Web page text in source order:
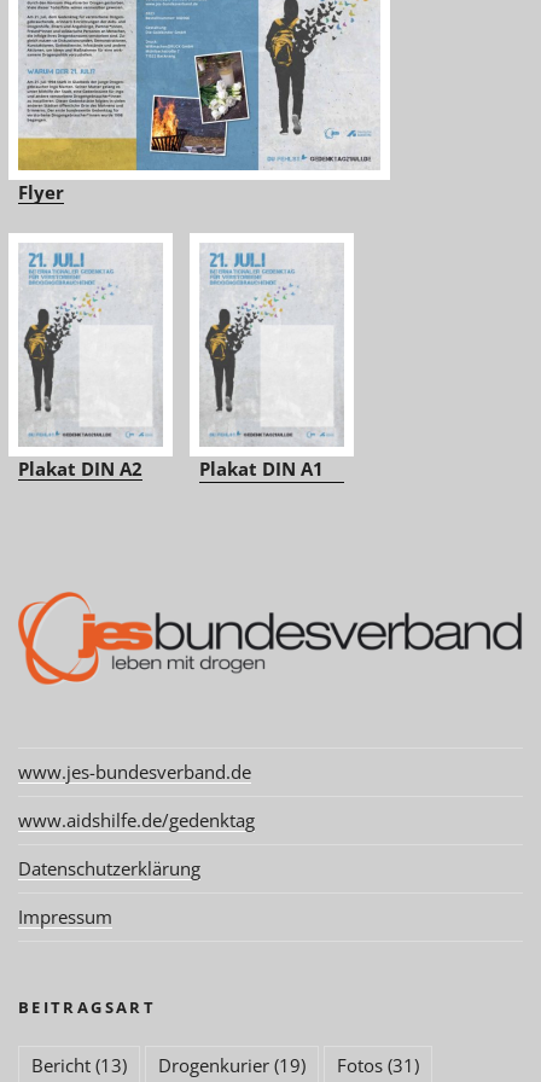
Flyer
Plakat DIN A2 Plakat DIN A1
www.jes-bundesverband.de
www.aidshilfe.de/gedenktag
Datenschutzerklärung
Impressum
BEITRAGSART
Bericht (13) Drogenkurier (19) Fotos (31)